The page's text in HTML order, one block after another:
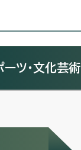
ーツ・文化芸術